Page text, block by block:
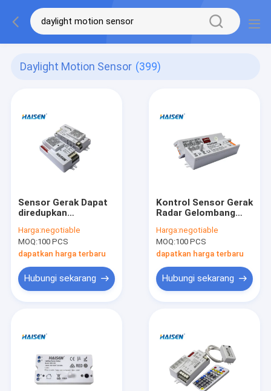
Daylight Motion Sensor (399)
Sensor Gerak Dapat
diredupkan
IP20 Dengan Fungsi
Nyala Mati
Harga:negotiable
MOQ:100 PCS
dapatkan harga terbaru
Hubungi sekarang
Kontrol Sensor Gerak
Radar Gelombang
Tinggi Dengan
Sakelar DIP Belakang
Harga:negotiable
MOQ:100 PCS
dapatkan harga terbaru
Hubungi sekarang